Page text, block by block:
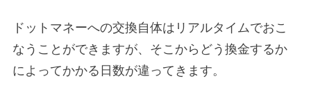
ドットマネーへの交換自体はリアルタイムでおこ
なうことができますが、そこからどう換金するか
によってかかる日数が違ってきます。